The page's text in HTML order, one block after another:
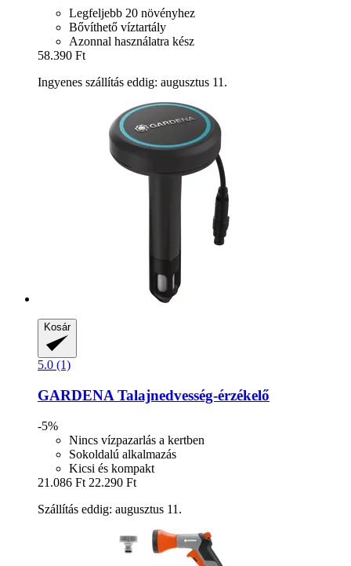
Legfeljebb 20 növényhez
Bővíthető víztartály
Azonnal használatra kész
58.390 Ft
Ingyenes szállítás eddig: augusztus 11.
Kosár
5.0 (1)
GARDENA Talajnedvesség-​érzékelő
-5%
Nincs vízpazarlás a kertben
Sokoldalú alkalmazás
Kicsi és kompakt
21.086 Ft 22.290 Ft
Szállítás eddig: augusztus 11.